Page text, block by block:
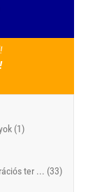
(1)
ter ... (33)